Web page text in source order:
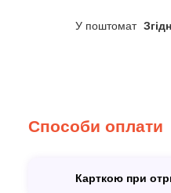
У поштомат
Способи оплати
Карткою при